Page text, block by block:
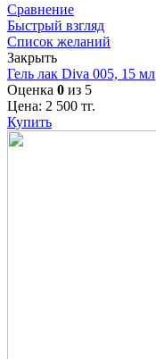
Сравнение
Быстрый взгляд
Список желаний
Закрыть
Гель лак Diva 005, 15 мл
Оценка 0 из 5
Цена: 2 500 тг.
Купить